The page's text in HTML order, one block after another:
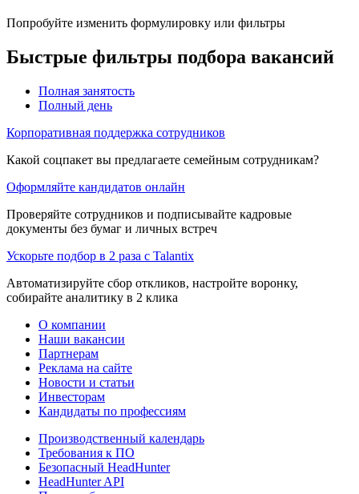
Попробуйте изменить формулировку или фильтры
Быстрые фильтры подбора вакансий
Полная занятость
Полный день
Корпоративная поддержка сотрудников
Какой соцпакет вы предлагаете семейным сотрудникам?
Оформляйте кандидатов онлайн
Проверяйте сотрудников и подписывайте кадровые
документы без бумаг и личных встреч
Ускорьте подбор в 2 раза с Talantix
Автоматизируйте сбор откликов, настройте воронку,
собирайте аналитику в 2 клика
О компании
Наши вакансии
Партнерам
Реклама на сайте
Новости и статьи
Инвесторам
Кандидаты по профессиям
Производственный календарь
Требования к ПО
Безопасный HeadHunter
HeadHunter API